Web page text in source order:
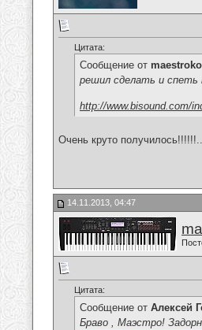
Цитата:
Сообщение от
решил сделать и спеть
http://www.bisound.com/
Очень круто
14.11.2013, 04:47
Цитата:
Сообщение от Алексей
Браво , Маэстро!